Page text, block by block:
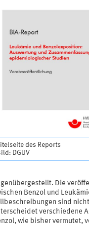
Titelseite des Reports
DGUV
Die
Benzol und
sind
verschiedene
wie bisher vermutet,